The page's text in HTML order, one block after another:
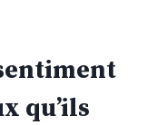
qu’ils